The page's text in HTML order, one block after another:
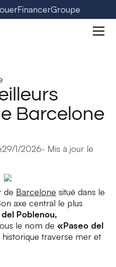
FinancerGroupe
Barcelone
29/1/2026- Mis à jour le
de Barcelone situé dans le
axe central le plus
Poblenou,
le nom de «Paseo del
traverse mer et